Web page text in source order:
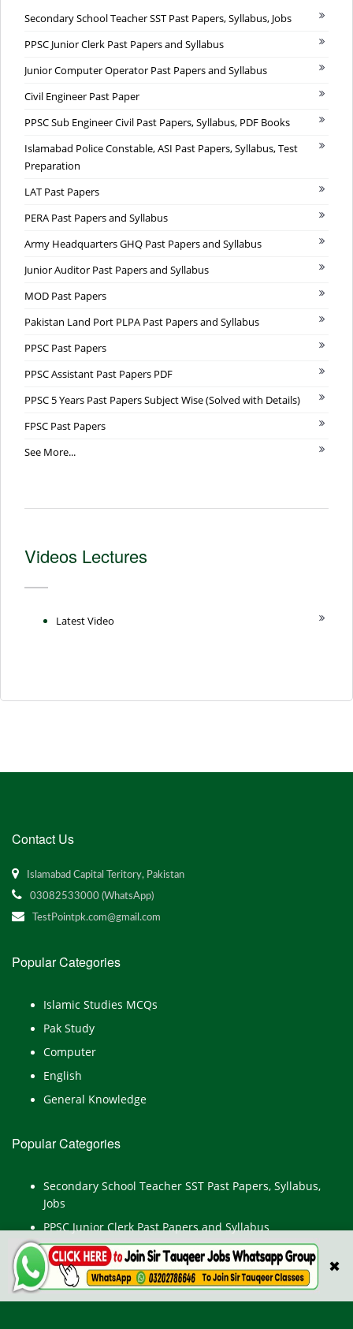
✖
Secondary School Teacher SST Past Papers, Syllabus, Jobs
PPSC Junior Clerk Past Papers and Syllabus
Junior Computer Operator Past Papers and Syllabus
Civil Engineer Past Paper
PPSC Sub Engineer Civil Past Papers, Syllabus, PDF Books
Islamabad Police Constable, ASI Past Papers, Syllabus, Test
Preparation
LAT Past Papers
PERA Past Papers and Syllabus
Army Headquarters GHQ Past Papers and Syllabus
Junior Auditor Past Papers and Syllabus
MOD Past Papers
Pakistan Land Port PLPA Past Papers and Syllabus
PPSC Past Papers
PPSC Assistant Past Papers PDF
PPSC 5 Years Past Papers Subject Wise (Solved with Details)
FPSC Past Papers
See More...
Videos Lectures
Latest Video
Contact Us
Islamabad Capital Teritory, Pakistan
03082533000 (WhatsApp)
TestPointpk.com@gmail.com
Popular Categories
Islamic Studies MCQs
Pak Study
Computer
English
General Knowledge
Popular Categories
Secondary School Teacher SST Past Papers, Syllabus,
Jobs
PPSC Junior Clerk Past Papers and Syllabus
Junior Computer Operator Past Papers and Syllabus
Civil Engineer Past Paper